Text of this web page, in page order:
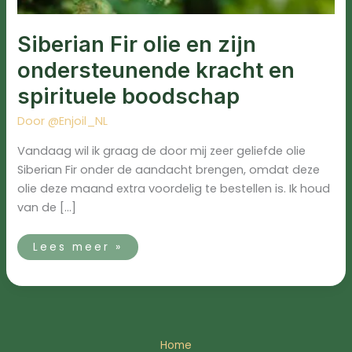
Siberian Fir olie en zijn
ondersteunende kracht en
spirituele boodschap
Door@Enjoil_NL
Vandaag wil ik graag de door mij zeer geliefde olie
Siberian Fir onder de aandacht brengen, omdat deze
olie deze maand extra voordelig te bestellen is. Ik houd
van de […]
Lees meer »
Home